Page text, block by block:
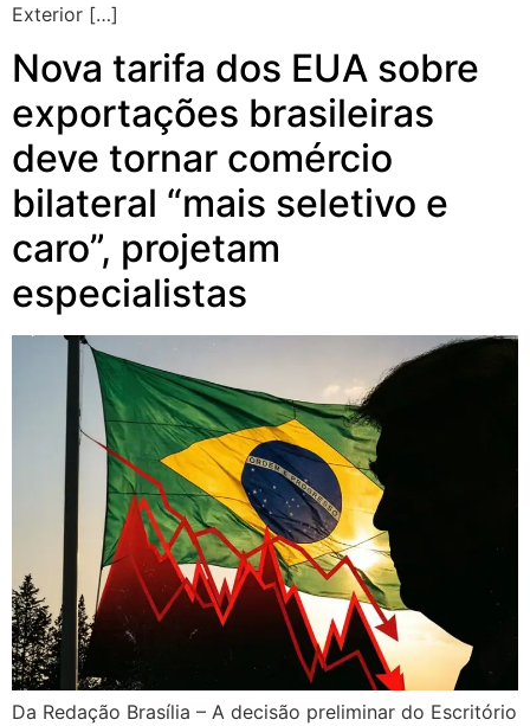
Exterior […]
Nova tarifa dos EUA sobre
exportações brasileiras
deve tornar comércio
bilateral “mais seletivo e
caro”, projetam
especialistas
Da Redação Brasília – A decisão preliminar do Escritório